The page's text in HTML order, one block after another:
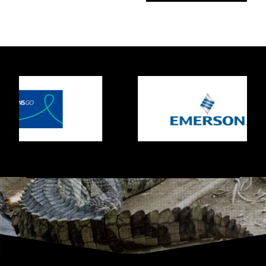
is gerealiseerd én geborgd.
Herken je dit? Doelen worden niet
gehaald, veranderingen stranden,
noodzaak om te veranderen wordt
niet gevoeld. Dan is het tijd voor een